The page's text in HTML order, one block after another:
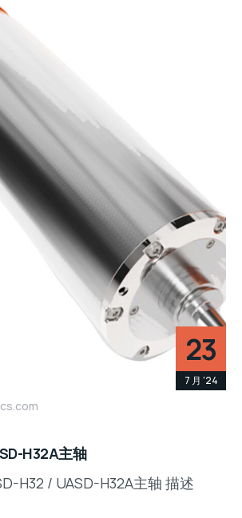
23
7 月 '24
H32A主轴
H32 / UASD-H32A主轴 描述